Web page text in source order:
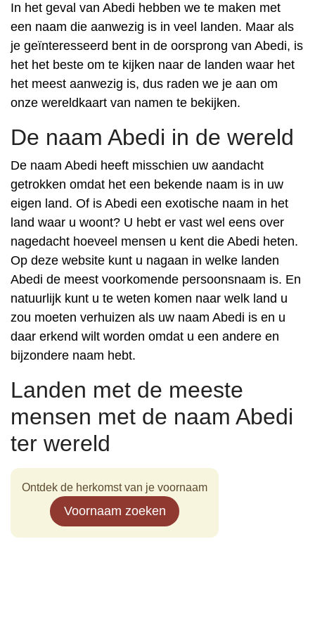
In het geval van Abedi hebben we te maken met
een naam die aanwezig is in veel landen. Maar als
je geïnteresseerd bent in de oorsprong van Abedi, is
het het beste om te kijken naar de landen waar het
het meest aanwezig is, dus raden we je aan om
onze wereldkaart van namen te bekijken.
De naam Abedi in de wereld
De naam Abedi heeft misschien uw aandacht
getrokken omdat het een bekende naam is in uw
eigen land. Of is Abedi een exotische naam in het
land waar u woont? U hebt er vast wel eens over
nagedacht hoeveel mensen u kent die Abedi heten.
Op deze website kunt u nagaan in welke landen
Abedi de meest voorkomende persoonsnaam is. En
natuurlijk kunt u te weten komen naar welk land u
zou moeten verhuizen als uw naam Abedi is en u
daar erkend wilt worden omdat u een andere en
bijzondere naam hebt.
Landen met de meeste
mensen met de naam Abedi
ter wereld
Ontdek de herkomst van je voornaam
Voornaam zoeken